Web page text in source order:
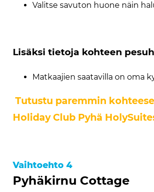
Valitse savuton huone näin
Lisäksi tietoja kohteen
Matkaajien saatavilla on oma
Tutustu paremmin
Holiday Club Pyhä
Vaihtoehto 4
Pyhäkirnu Cottage